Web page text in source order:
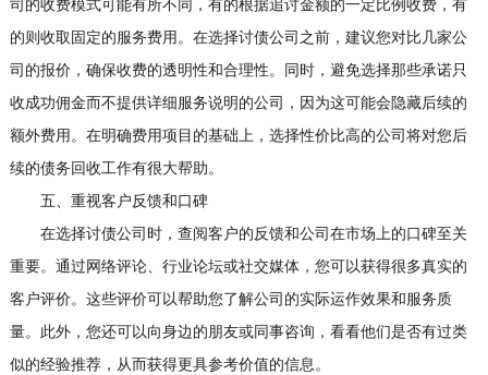
司的收费模式可能有所不同，有的根据追讨金额的一定比例收费，有
的则收取固定的服务费用。在选择讨债公司之前，建议您对比几家公
司的报价，确保收费的透明性和合理性。同时，避免选择那些承诺只
收成功佣金而不提供详细服务说明的公司，因为这可能会隐藏后续的
额外费用。在明确费用项目的基础上，选择性价比高的公司将对您后
续的债务回收工作有很大帮助。
五、重视客户反馈和口碑
在选择讨债公司时，查阅客户的反馈和公司在市场上的口碑至关
重要。通过网络评论、行业论坛或社交媒体，您可以获得很多真实的
客户评价。这些评价可以帮助您了解公司的实际运作效果和服务质
量。此外，您还可以向身边的朋友或同事咨询，看看他们是否有过类
似的经验推荐，从而获得更具参考价值的信息。